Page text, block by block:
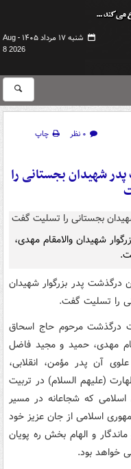
شنبه ۱۷ مرداد ۱۴۰۵ -
Aug
8 2026
۰ نظر
چاپ
شهیدان بجستانی را
شهیدان والامقام مهدی،
درگذشت پدر بزرگوار شهیدان
را تسلیت گفت.
درگذشت مرحوم حاج اسحاق
مهدی، حمید و مجید فاضل
آن پدر مؤمن، انقلابی،
(علیهم السلام) در تربیت
اسلامی که شجاعانه در مسیر
اسلامی از جان عزیز خود
و الهام بخش ره پویان
خواهد بود.